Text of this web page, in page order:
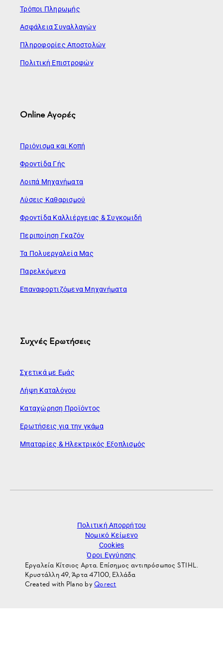
Τρόποι Πληρωμής
Ασφάλεια Συναλλαγών
Πληροφορίες Αποστολών
Πολιτική Επιστροφών
Online Αγορές
Πριόνισμα και Κοπή
Φροντίδα Γής
Λοιπά Μηχανήματα
Λύσεις Καθαρισμού
Φροντίδα Καλλιέργειας & Συγκομιδή
Περιποίηση Γκαζόν
Τα Πολυεργαλεία Μας
Παρελκόμενα
Επαναφορτιζόμενα Μηχανήματα
Συχνές Ερωτήσεις
Σχετικά με Εμάς
Λήψη Καταλόγου
Καταχώρηση Προϊόντος
Ερωτήσεις για την γκάμα
Μπαταρίες & Ηλεκτρικός Εξοπλισμός
Πολιτική Απορρήτου
Νομικό Κείμενο
Cookies
Όροι Εγγύησης
Εργαλεία Κίτσιος Αρτα. Επίσημος αντιπρόσωπος STIHL.
Κρυστάλλη 49, Άρτα 47100, Ελλάδα
Created with Plano byQorect